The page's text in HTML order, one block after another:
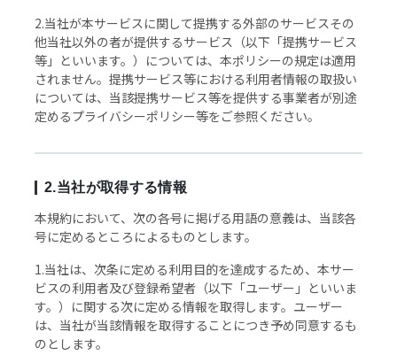
2.当社が本サービスに関して提携する外部のサービスその
他当社以外の者が提供するサービス（以下「提携サービス
等」といいます。）については、本ポリシーの規定は適用
されません。提携サービス等における利用者情報の取扱い
については、当該提携サービス等を提供する事業者が別途
定めるプライバシーポリシー等をご参照ください。
2.当社が取得する情報
本規約において、次の各号に掲げる用語の意義は、当該各
号に定めるところによるものとします。
1.当社は、次条に定める利用目的を達成するため、本サー
ビスの利用者及び登録希望者（以下「ユーザー」といいま
す。）に関する次に定める情報を取得します。ユーザー
は、当社が当該情報を取得することにつき予め同意するも
のとします。